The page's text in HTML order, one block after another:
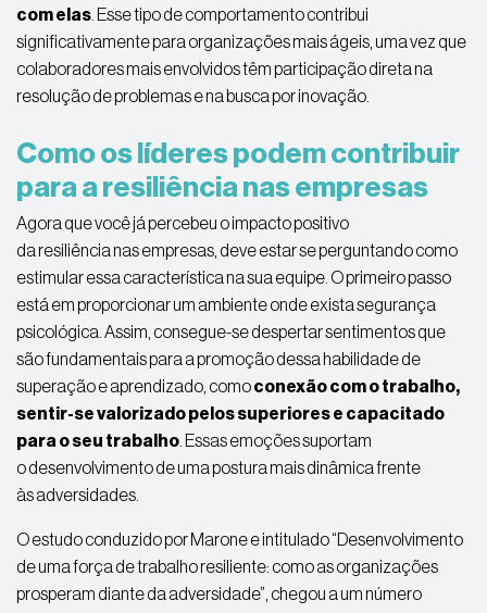
com elas . Esse tipo de comportamento contribui
significativamente para organizaçõesmais ágeis, uma vez que
colaboradores mais envolvidos têm participação direta na
resolução de problemas e na busca por inovação.
Como os líderes podem contribuir
para a resiliência nas empresas
Agora que você já percebeu o impacto positivo
da resiliência nasempresas , deve estar se perguntando como
estimular essa característica na sua equipe. O primeiro passo
está em proporcionar um ambiente onde existasegurança
psicológica . Assim, consegue-se despertar sentimentos que
são fundamentais para a promoção dessa habilidade de
superação e aprendizado , comoconexão com o trabalho,
sentir-se valorizado pelos superiores e capacitado
para o seu trabalho . Essas emoções suportam
odesenvolvimentode uma postura mais dinâmica frente
àsadversidades
O estudo conduzido por Marone e intitulado “Desenvolvimento
de uma força de trabalho resiliente: como as organizações
prosperam diante da adversidade” , chegou a um número